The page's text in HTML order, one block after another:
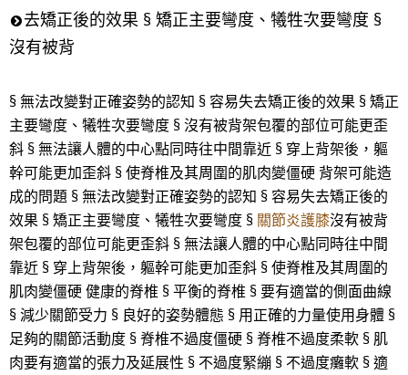
去矯正後的效果 § 矯正主要彎度、犧牲次要彎度 §
沒有被背
§ 無法改變對正確姿勢的認知 § 容易失去矯正後的效果 § 矯正
主要彎度、犧牲次要彎度 § 沒有被背架包覆的部位可能更歪
斜 § 無法讓人體的中心點同時往中間靠近 § 穿上背架後，軀
幹可能更加歪斜 § 使脊椎及其周圍的肌肉變僵硬 背架可能造
成的問題 § 無法改變對正確姿勢的認知 § 容易失去矯正後的
效果 § 矯正主要彎度、犧牲次要彎度 § 關節炎護膝沒有被背
架包覆的部位可能更歪斜 § 無法讓人體的中心點同時往中間
靠近 § 穿上背架後，軀幹可能更加歪斜 § 使脊椎及其周圍的
肌肉變僵硬 健康的脊椎 § 平衡的脊椎 § 要有適當的側面曲線
§ 減少關節受力 § 良好的姿勢體態 § 用正確的力量使用身體 §
足夠的關節活動度 § 脊椎不過度僵硬 § 脊椎不過度柔軟 § 肌
肉要有適當的張力及延展性 § 不過度緊繃 § 不過度癱軟 § 適